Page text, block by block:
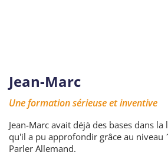
Jean-Marc
Une formation sérieuse et inventive
Jean-Marc avait déjà des bases dans
qu'il a pu approfondir grâce au niveau
Parler Allemand.